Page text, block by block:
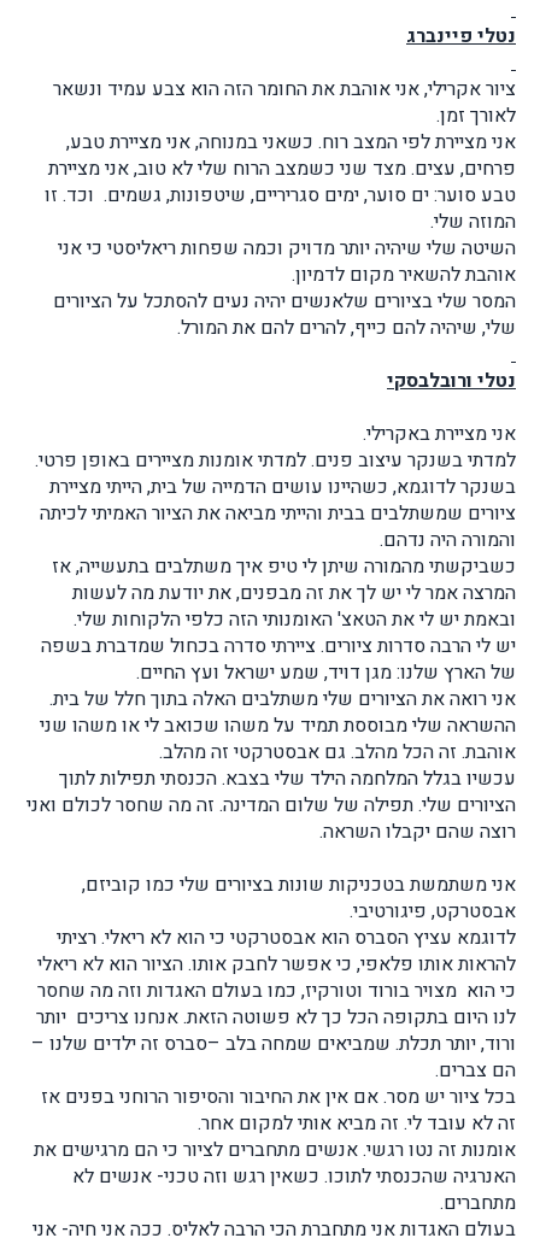
נטלי פיינברג
ציור אקרילי, אני אוהבת את החומר הזה הוא צבע עמיד ונשאר
לאורך זמן.
אני מציירת לפי המצב רוח. כשאני במנוחה, אני מציירת טבע,
פרחים, עצים. מצד שני כשמצב הרוח שלי לא טוב, אני מציירת
טבע סוער: ים סוער, ימים סגריריים, שיטפונות, גשמים. וכד. זו
המוזה שלי.
השיטה שלי שיהיה יותר מדויק וכמה שפחות ריאליסטי כי אני
אוהבת להשאיר מקום לדמיון.
המסר שלי בציורים שלאנשים יהיה נעים להסתכל על הציורים
שלי, שיהיה להם כייף, להרים להם את המורל.
נטלי ורובלבסקי
אני מציירת באקרילי.
למדתי בשנקר עיצוב פנים. למדתי אומנות מציירים באופן פרטי.
בשנקר לדוגמא, כשהיינו עושים הדמייה של בית, הייתי מציירת
ציורים שמשתלבים בבית והייתי מביאה את הציור האמיתי לכיתה
והמורה היה נדהם.
כשביקשתי מהמורה שיתן לי טיפ איך משתלבים בתעשייה, אז
המרצה אמר לי יש לך את זה מבפנים, את יודעת מה לעשות
ובאמת יש לי את הטאצ' האומנותי הזה כלפי הלקוחות שלי.
יש לי הרבה סדרות ציורים. ציירתי סדרה בכחול שמדברת בשפה
של הארץ שלנו: מגן דויד, שמע ישראל ועץ החיים.
אני רואה את הציורים שלי משתלבים האלה בתוך חלל של בית.
ההשראה שלי מבוססת תמיד על משהו שכואב לי או משהו שני
אוהבת. זה הכל מהלב. גם אבסטרקטי זה מהלב.
עכשיו בגלל המלחמה הילד שלי בצבא. הכנסתי תפילות לתוך
הציורים שלי. תפילה של שלום המדינה. זה מה שחסר לכולם ואני
רוצה שהם יקבלו השראה.
אני משתמשת בטכניקות שונות בציורים שלי כמו קוביזם,
אבסטרקט, פיגורטיבי.
לדוגמא עציץ הסברס הוא אבסטרקטי כי הוא לא ריאלי. רציתי
להראות אותו פלאפי, כי אפשר לחבק אותו. הציור הוא לא ריאלי
כי הוא מצויר בורוד וטורקיז, כמו בעולם האגדות וזה מה שחסר
לנו היום בתקופה הכל כך לא פשוטה הזאת. אנחנו צריכים יותר
ורוד, יותר תכלת. שמביאים שמחה בלב –סברס זה ילדים שלנו –
הם צברים.
בכל ציור יש מסר. אם אין את החיבור והסיפור הרוחני בפנים אז
זה לא עובד לי. זה מביא אותי למקום אחר.
אומנות זה נטו רגשי. אנשים מתחברים לציור כי הם מרגישים את
האנרגיה שהכנסתי לתוכו. כשאין רגש וזה טכני- אנשים לא
מתחברים.
בעולם האגדות אני מתחברת הכי הרבה לאליס. ככה אני חיה- אני